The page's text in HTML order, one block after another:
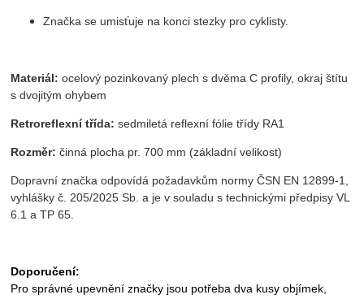
Značka se umisťuje na konci stezky pro cyklisty.
Materiál: ocelový pozinkovaný plech s dvěma C profily, okraj štítu
s dvojitým ohybem
Retroreflexní třída: sedmiletá reflexní fólie třídy RA1
Rozměr: činná plocha pr. 700 mm (základní velikost)
Dopravní značka odpovídá požadavkům normy ČSN EN 12899-1,
vyhlášky č. 205/2025 Sb. a je v souladu s technickými předpisy VL
6.1 a TP 65.
Doporučení:
Pro správné upevnění značky jsou potřeba dva kusy objímek,